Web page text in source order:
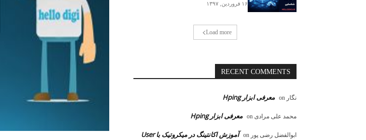
۱۶ فروردین, ۱۳۹۷
Load more
RECENT COMMENTS
نگار معرفی ابزار Hping
محمد علی مرادی معرفی ابزار Hping
ابوالفضل رضی پور
آموزش اکانتینگ در میکروتیک با User